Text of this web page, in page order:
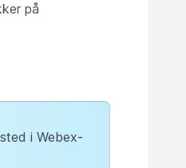
på
i Webex-